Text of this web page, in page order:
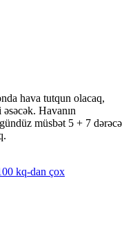
hava tutqun olacaq,
Havanın
müsbət 5 + 7 dərəcə